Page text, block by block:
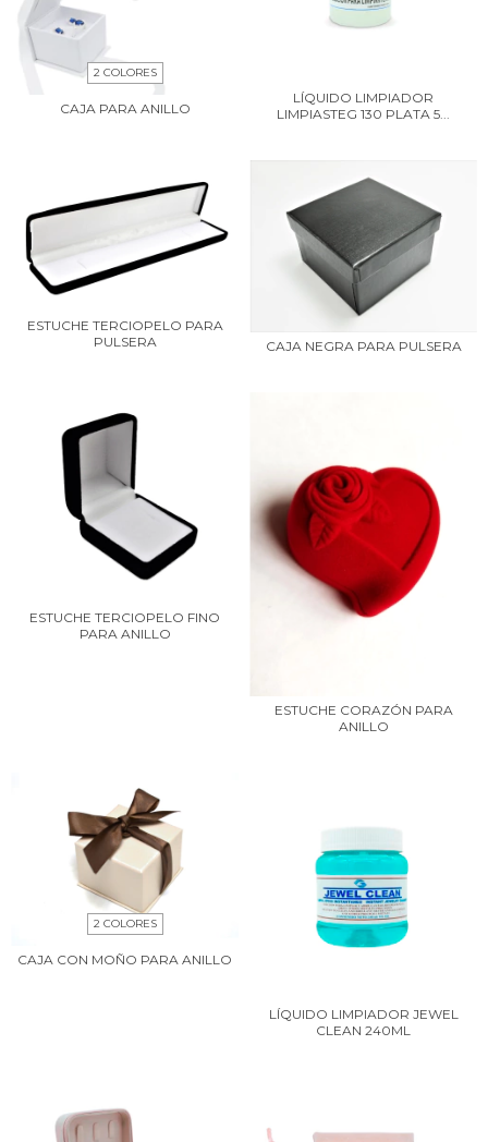
2 COLORES
CAJA PARA ANILLO
LÍQUIDO LIMPIADOR
LIMPIASTEG 130 PLATA 5...
ESTUCHE TERCIOPELO PARA
PULSERA
CAJA NEGRA PARA PULSERA
ESTUCHE TERCIOPELO FINO
PARA ANILLO
ESTUCHE CORAZÓN PARA
ANILLO
2 COLORES
CAJA CON MOÑO PARA ANILLO
LÍQUIDO LIMPIADOR JEWEL
CLEAN 240ML